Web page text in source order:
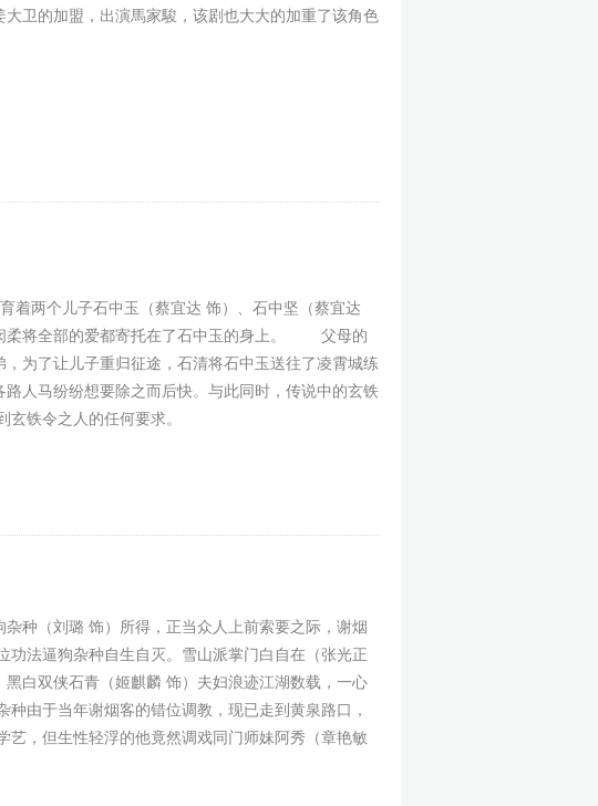
卫的加盟，出演馬家駿，该剧也大大的加重了该角色
两个儿子石中玉（蔡宜达 饰）、石中坚（蔡宜达
柔将全部的爱都寄托在了石中玉的身上。 父母的
为了让儿子重归征途，石清将石中玉送往了凌霄城练
人马纷纷想要除之而后快。与此同时，传说中的玄铁
铁令之人的任何要求。
种（刘璐 饰）所得，正当众人上前索要之际，谢烟
法逼狗杂种自生自灭。雪山派掌门白自在（张光正
白双侠石青（姬麒麟 饰）夫妇浪迹江湖数载，一心
由于当年谢烟客的错位调教，现已走到黄泉路口，
，但生性轻浮的他竟然调戏同门师妹阿秀（章艳敏